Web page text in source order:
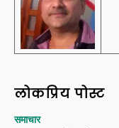
लोकप्रिय पोस्ट
समाचार